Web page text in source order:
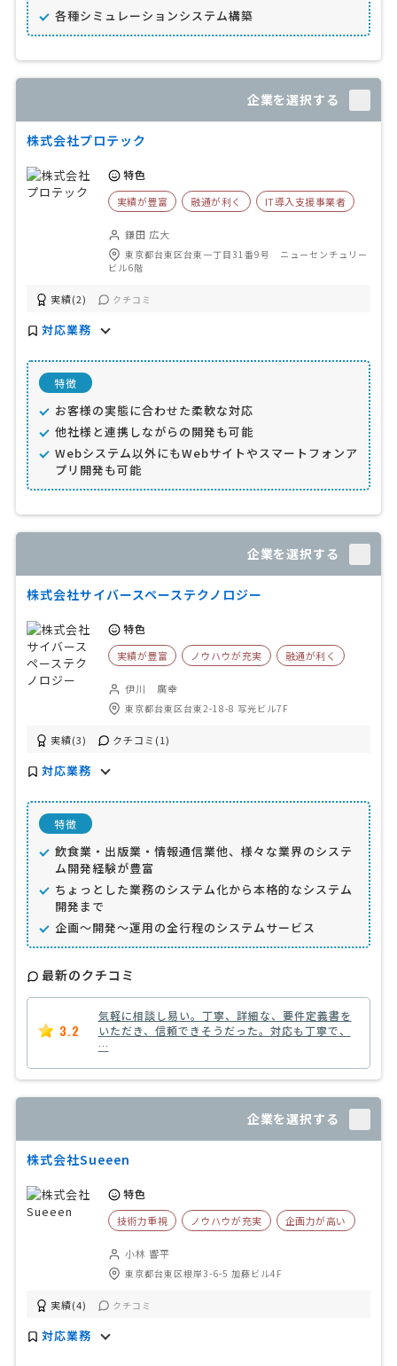
各種シミュレーションシステム構築
企業を選択する
株式会社プロテック
特色
実績が豊富 融通が利く IT導入支援事業者
鎌田 広大
東京都台東区台東一丁目31番9号 ニューセンチュリー
ビル6階
実績(2) クチコミ
対応業務
特徴
お客様の実態に合わせた柔軟な対応
他社様と連携しながらの開発も可能
Webシステム以外にもWebサイトやスマートフォンア
プリ開発も可能
企業を選択する
株式会社サイバースペーステクノロジー
特色
実績が豊富 ノウハウが充実 融通が利く
伊川 廣幸
東京都台東区台東2-18-8 写光ビル7F
実績(3) クチコミ(1)
対応業務
特徴
飲食業・出版業・情報通信業他、様々な業界のシステ
ム開発経験が豊富
ちょっとした業務のシステム化から本格的なシステム
開発まで
企画〜開発〜運用の全行程のシステムサービス
最新のクチコミ
3.2
気軽に相談し易い。丁寧、詳細な、要件定義書を
いただき、信頼できそうだった。対応も丁寧で、
…
企業を選択する
株式会社Sueeen
特色
技術力重視 ノウハウが充実 企画力が高い
小林 響平
東京都台東区根岸3-6-5 加藤ビル4F
実績(4) クチコミ
対応業務